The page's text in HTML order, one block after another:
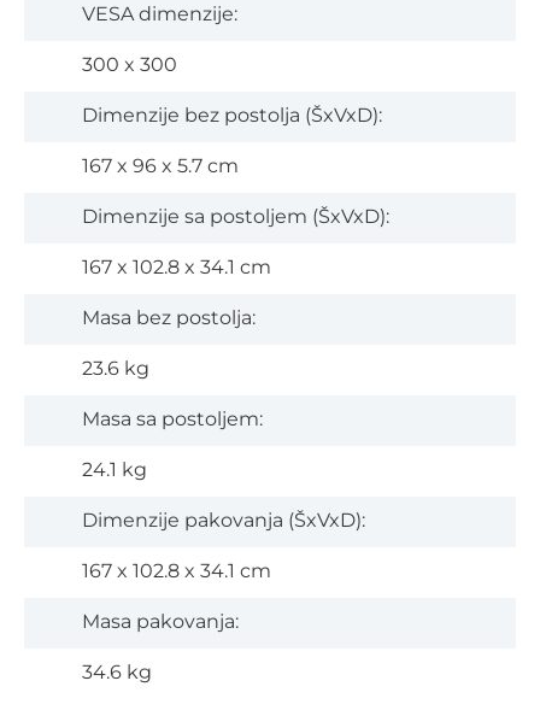
VESA dimenzije:
300 x 300
Dimenzije bez postolja (ŠxVxD):
167 x 96 x 5.7 cm
Dimenzije sa postoljem (ŠxVxD):
167 x 102.8 x 34.1 cm
Masa bez postolja:
23.6 kg
Masa sa postoljem:
24.1 kg
Dimenzije pakovanja (ŠxVxD):
167 x 102.8 x 34.1 cm
Masa pakovanja:
34.6 kg